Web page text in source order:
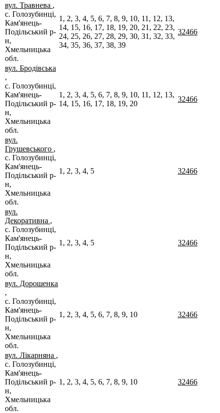
вул. Травнева ,
с. Голозубинці,
Кам'янець-
Подільський р-
н,
Хмельницька
обл.
1, 2, 3, 4, 5, 6, 7, 8, 9, 10, 11, 12, 13,
14, 15, 16, 17, 18, 19, 20, 21, 22, 23,
24, 25, 26, 27, 28, 29, 30, 31, 32, 33,
34, 35, 36, 37, 38, 39
32466
вул. Бродівська
,
с. Голозубинці,
Кам'янець-
Подільський р-
н,
Хмельницька
обл.
1, 2, 3, 4, 5, 6, 7, 8, 9, 10, 11, 12, 13,
14, 15, 16, 17, 18, 19, 20
32466
вул.
Грушевського ,
с. Голозубинці,
Кам'янець-
Подільський р-
н,
Хмельницька
обл.
1, 2, 3, 4, 5 32466
вул.
Декоративна ,
с. Голозубинці,
Кам'янець-
Подільський р-
н,
Хмельницька
обл.
1, 2, 3, 4, 5 32466
вул. Дорошенка
,
с. Голозубинці,
Кам'янець-
Подільський р-
н,
Хмельницька
обл.
1, 2, 3, 4, 5, 6, 7, 8, 9, 10 32466
вул. Лікарняна ,
с. Голозубинці,
Кам'янець-
Подільський р-
н,
Хмельницька
обл.
1, 2, 3, 4, 5, 6, 7, 8, 9, 10 32466